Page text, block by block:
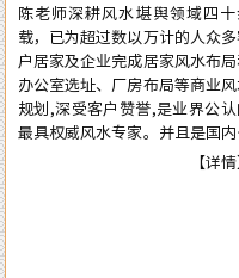
陈老师深耕风水堪舆领域四
载，已为超过数以万计的人众
户居家及企业完成居家风水布
办公室选址、厂房布局等商业
规划,深受客户赞誉,是业界公认
最具权威风水专家。并且是国
数不多的资深四柱周易预测师，
【详情